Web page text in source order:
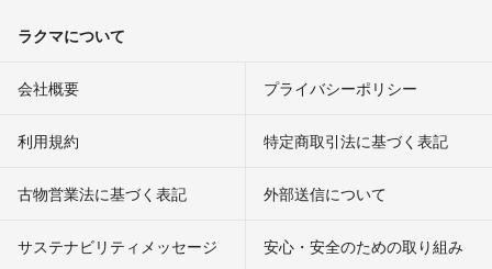
ラクマについて
会社概要 プライバシーポリシー
利用規約 特定商取引法に基づく表記
古物営業法に基づく表記 外部送信について
サステナビリティメッセージ 安心・安全のための取り組み